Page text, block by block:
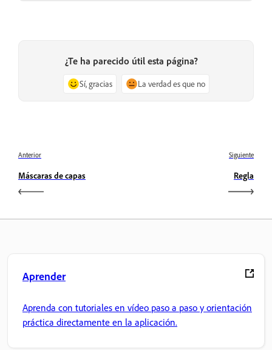
¿Te ha parecido útil esta página?
Sí, gracias La verdad es que no
Anterior
Máscaras de capas
Siguiente
Regla
Aprender
Aprenda con tutoriales en vídeo paso a paso y orientación
práctica directamente en la aplicación.